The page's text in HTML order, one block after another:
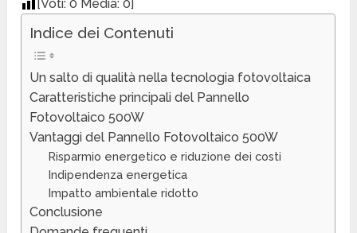
[Voti:0 Media:0]
Indice dei Contenuti
Un salto di qualità nella tecnologia fotovoltaica
Caratteristiche principali del Pannello
Fotovoltaico 500W
Vantaggi del Pannello Fotovoltaico 500W
Risparmio energetico e riduzione dei costi
Indipendenza energetica
Impatto ambientale ridotto
Conclusione